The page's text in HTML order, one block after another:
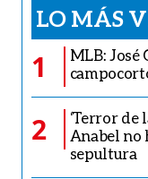
LO MÁS
1
MLB: José
2
‘Terror de
Anabel no
sepultura